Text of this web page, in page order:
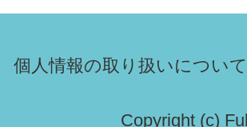
個人情報の取り扱いについて
Copyright (c)